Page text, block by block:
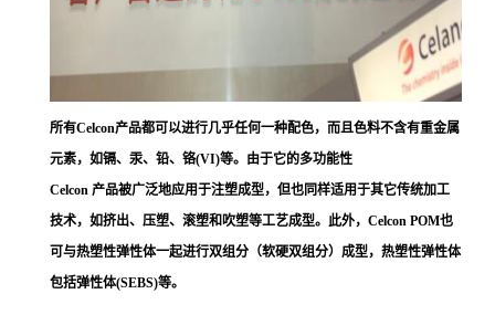
所有Celcon产品都可以进行几乎任何一种配色，而且色料不含有重金属
元素，如镉、汞、铅、铬(VI)等。由于它的多功能性
Celcon 产品被广泛地应用于注塑成型，但也同样适用于其它传统加工
技术，如挤出、压塑、滚塑和吹塑等工艺成型。此外，Celcon POM也
可与热塑性弹性体一起进行双组分（软硬双组分）成型，热塑性弹性体
包括弹性体(SEBS)等。